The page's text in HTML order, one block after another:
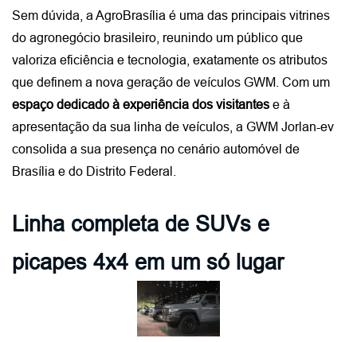
Sem dúvida, a AgroBrasília é uma das principais vitrines
do agronegócio brasileiro, reunindo um público que
valoriza eficiência e tecnologia, exatamente os atributos
espaço dedicado à experiência dos visitantes e à
apresentação da sua linha de veículos, a GWM Jorlan-ev
consolida a sua presença no cenário automóvel de
Brasília e do Distrito Federal.
Linha completa de SUVs e
picapes 4x4 em um só lugar